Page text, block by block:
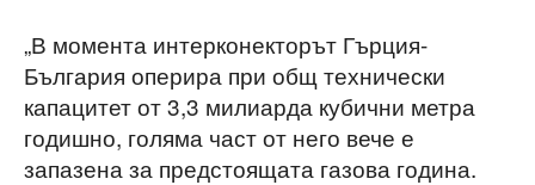
„В момента интерконекторът Гърция-
България оперира при общ технически
капацитет от 3,3 милиарда кубични метра
годишно, голяма част от него вече е
запазена за предстоящата газова година.